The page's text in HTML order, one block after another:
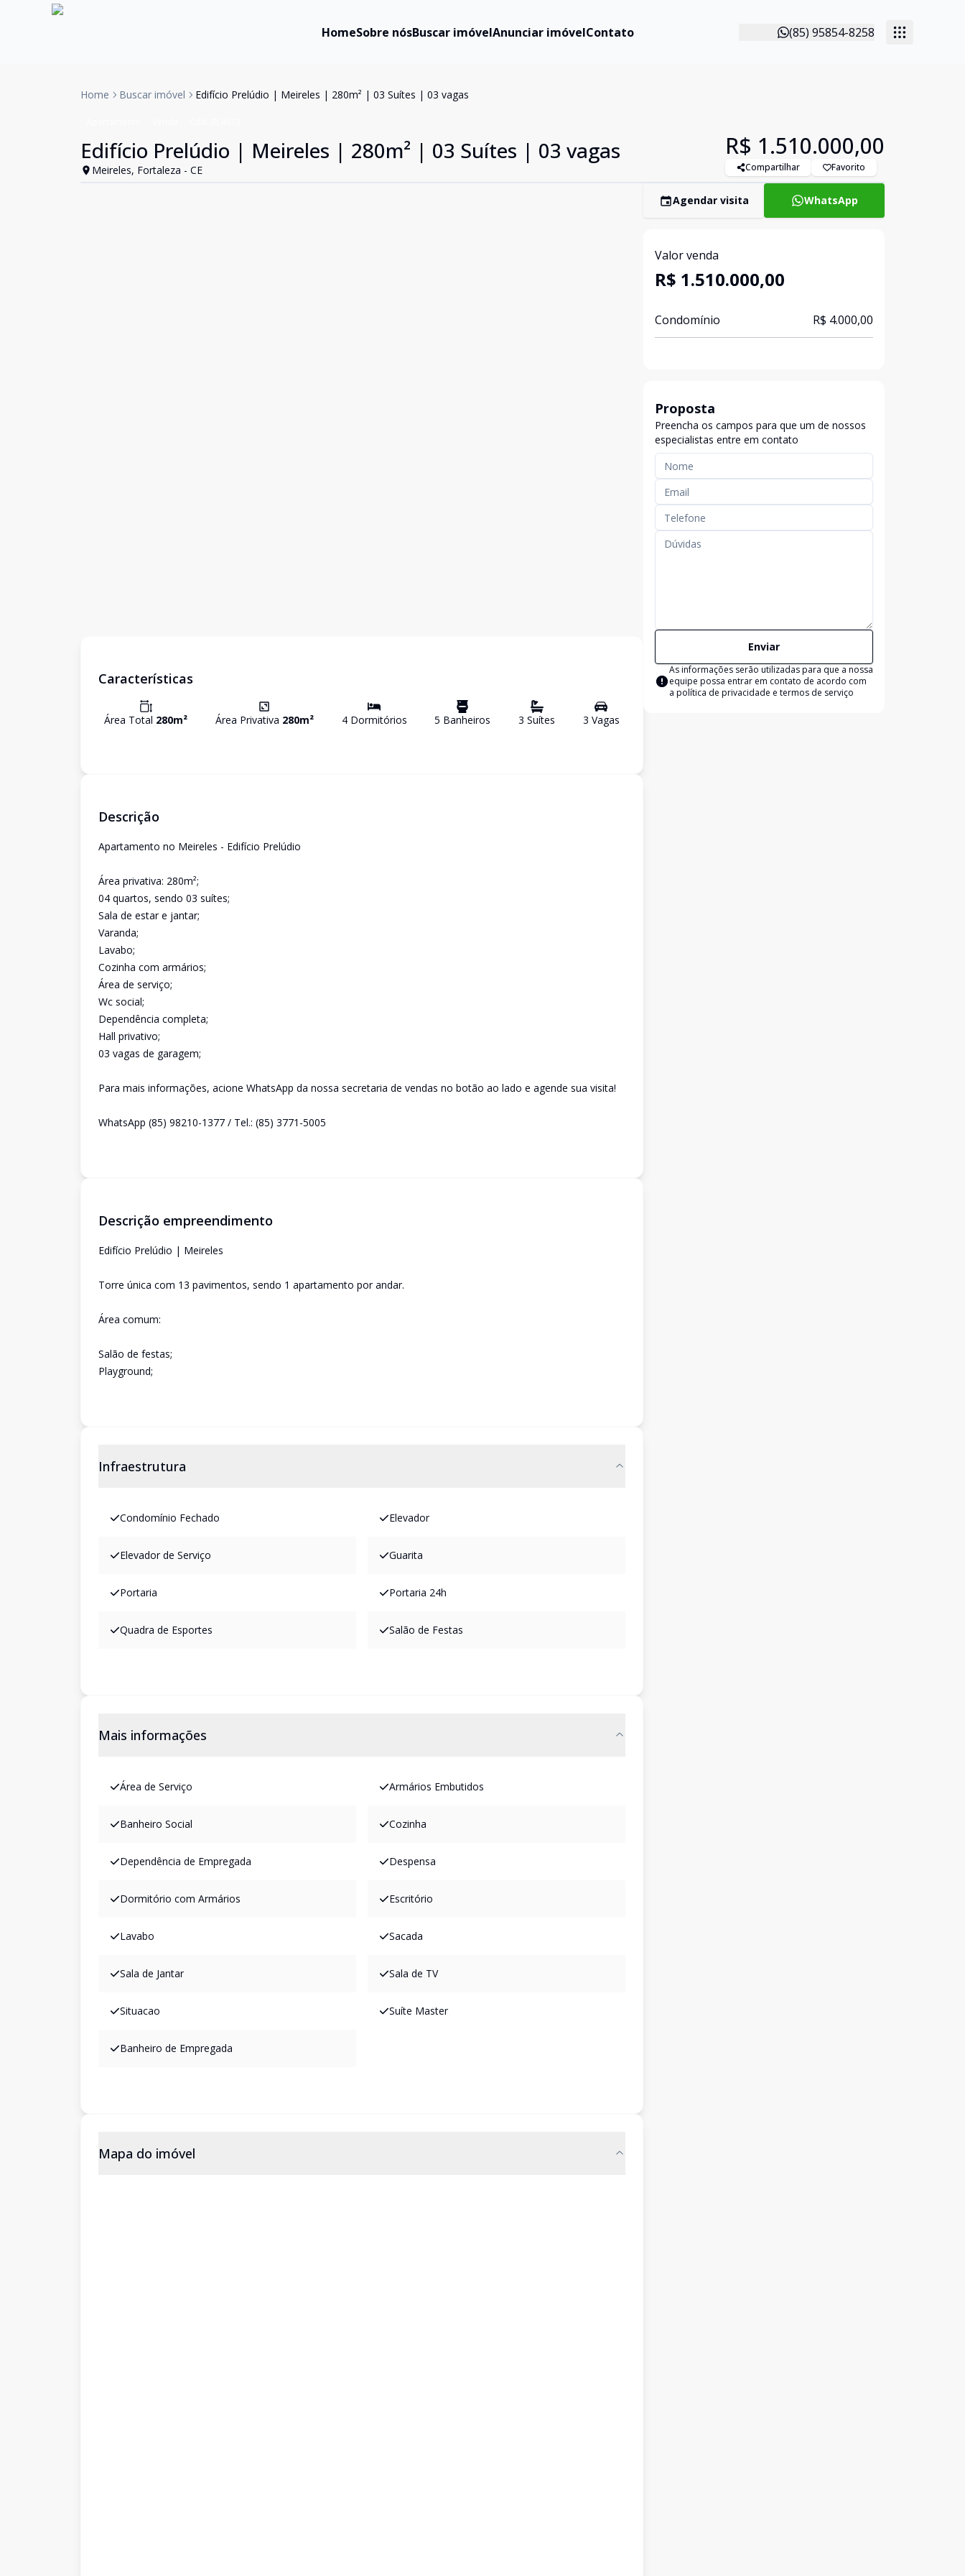
HomeSobre nósBuscar imóvelAnunciar imóvelContato (85) 95854-8258
Home Buscar imóvel Edifício Prelúdio | Meireles | 280m² | 03 Suítes | 03 vagas
Edifício Prelúdio | Meireles | 280m² | 03 Suítes | 03 vagas
Meireles, Fortaleza - CE
R$ 1.510.000,00
Compartilhar Favorito
Características
Área Total 280m² Área Privativa 280m² 4Dormitórios 5 Banheiros 3 Suítes 3 Vagas
Descrição
Apartamento no Meireles - Edifício Prelúdio
Área privativa: 280m²;
04 quartos, sendo 03 suítes;
Sala de estar e jantar;
Varanda;
Lavabo;
Cozinha com armários;
Área de serviço;
Wc social;
Dependência completa;
Hall privativo;
03 vagas de garagem;
Para mais informações, acione WhatsApp da nossa secretaria de vendas no botão ao lado e agende sua visita!
WhatsApp (85) 98210-1377 / Tel.: (85) 3771-5005
Descrição empreendimento
Edifício Prelúdio | Meireles
Torre única com 13 pavimentos, sendo 1 apartamento por andar.
Área comum:
Salão de festas;
Playground;
Infraestrutura
Condomínio Fechado Elevador
Elevador de Serviço Guarita
Portaria Portaria 24h
Quadra de Esportes Salão de Festas
Mais informações
Área de Serviço Armários Embutidos
Banheiro Social Cozinha
Dependência de Empregada Despensa
Dormitório com Armários Escritório
Lavabo Sacada
Sala de Jantar Sala de TV
Situacao Suíte Master
Banheiro de Empregada
Mapa do imóvel
Agendar visita WhatsApp
Valor venda
R$ 1.510.000,00
Condomínio R$ 4.000,00
Proposta
Preencha os campos para que um de nossos
especialistas entre em contato
Enviar
As informações serão utilizadas para que a nossa
equipe possa entrar em contato de acordo com
a política de privacidade e termos de serviço